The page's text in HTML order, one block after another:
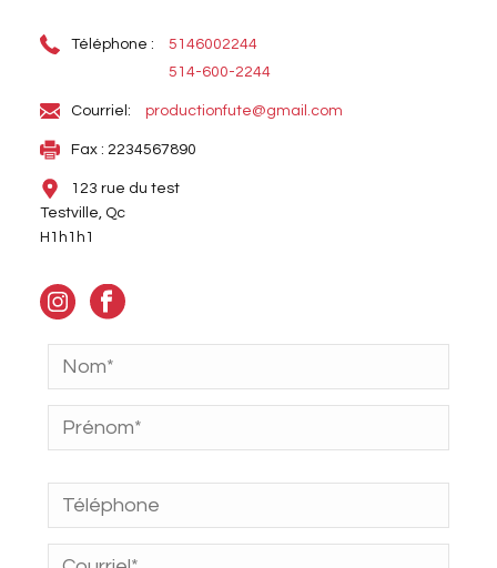
Téléphone :
5146002244
514-600-2244
Courriel: productionfute@gmail.com
Fax : 2234567890
123 rue du test
Testville, Qc
H1h1h1